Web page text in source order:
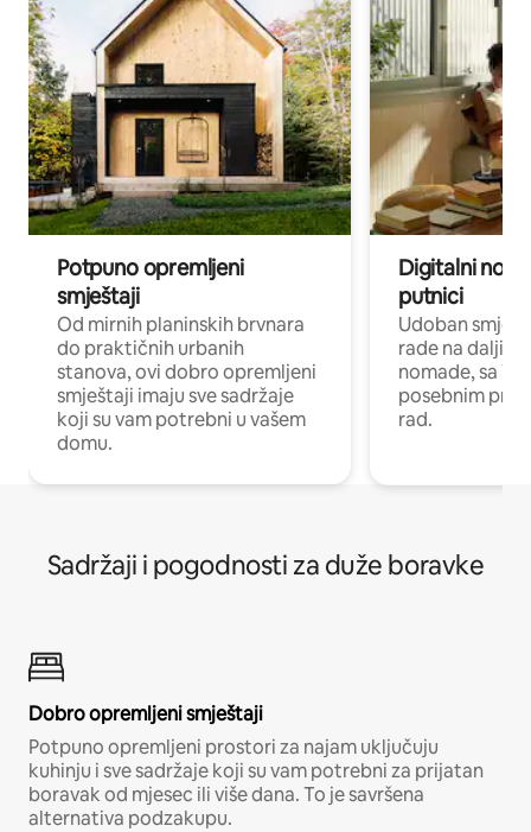
Potpuno opremljeni
smještaji
Od mirnih planinskih brvnara
do praktičnih urbanih
stanova, ovi dobro opremljeni
smještaji imaju sve sadržaje
koji su vam potrebni u vašem
domu.
Digitalni
putnici
Udoban
rade na
nomade, sa
posebnim
rad.
Sadržaji i pogodnosti za duže boravke
Dobro opremljeni smještaji
Potpuno opremljeni prostori za najam uključuju
kuhinju i sve sadržaje koji su vam potrebni za prijatan
boravak od mjesec ili više dana. To je savršena
alternativa podzakupu.